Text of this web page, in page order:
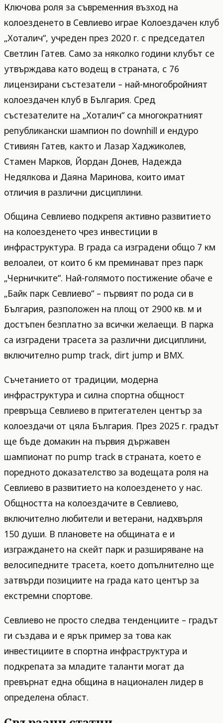
Ключова роля за съвременния възход на
колоезденето в Севлиево играе Колоездачен клуб
„Хоталич“, учреден през 2020 г. с председател
Светлин Гатев. Само за няколко години клубът се
утвърждава като водещ в страната, с 76
лицензирани състезатели – най-многобройният
колоездачен клуб в България. Сред
състезателите на „Хоталич“ са многократният
републикански шампион по downhill и ендуро
Стивиян Гатев, както и Лазар Хаджиколев,
Стамен Марков, Йордан Донев, Надежда
Недялкова и Даяна Маринова, които имат
отличия в различни дисциплини.
Община Севлиево подкрепя активно развитието
на колоезденето чрез инвестиции в
инфраструктура. В града са изградени общо 7 км
велоалеи, от които 6 км преминават през парк
„Черничките“. Най-голямото постижение обаче е
„Байк парк Севлиево“ – първият по рода си в
България, разположен на площ от 2900 кв. м и
достъпен безплатно за всички желаещи. В парка
са изградени трасета за различни дисциплини,
включително pump track, dirt jump и BMX.
Съчетанието от традиции, модерна
инфраструктура и силна спортна общност
превръща Севлиево в притегателен център за
колоездачи от цяла България. През 2025 г. градът
ще бъде домакин на първия държавен
шампионат по pump track в страната, което е
поредното доказателство за водещата роля на
Севлиево в развитието на колоезденето у нас.
Общността на колоездачите в Севлиево,
включително любители и ветерани, надхвърля
150 души. В плановете на общината е и
изграждането на скейт парк и разширяване на
велосипедните трасета, което допълнително ще
затвърди позициите на града като център за
екстремни спортове.
Севлиево не просто следва тенденциите – градът
ги създава и е ярък пример за това как
инвестициите в спортна инфраструктура и
подкрепата за младите таланти могат да
превърнат една община в национален лидер в
определена област.